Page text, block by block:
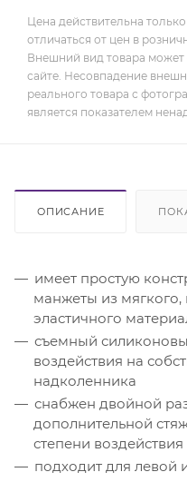
Цена действительна
отличаться от цен в
Внешний вид товара может
сайте. Несовпадение
реального товара с
является показателем
ОПИСАНИЕ
имеет простую
манжеты из
эластичного
съемный
воздействия на
надколенника
снабжен двойной
дополнительной
степени воздействия
подходит для левой